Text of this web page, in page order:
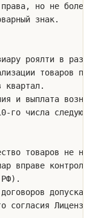
но не более
знак.
роялти в
товаров
квартал.
и выплата
го числа
товаров не
вправе
согласия